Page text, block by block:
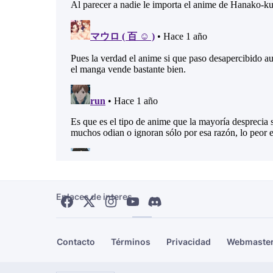
Enlaces de interes
Contacto Términos Privacidad